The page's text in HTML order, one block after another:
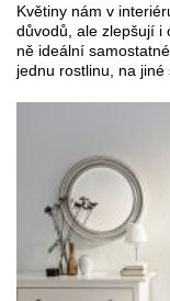
Květiny nám v
důvodů, ale zlepšují i
ně ideální
jednu rostlinu, na jiné